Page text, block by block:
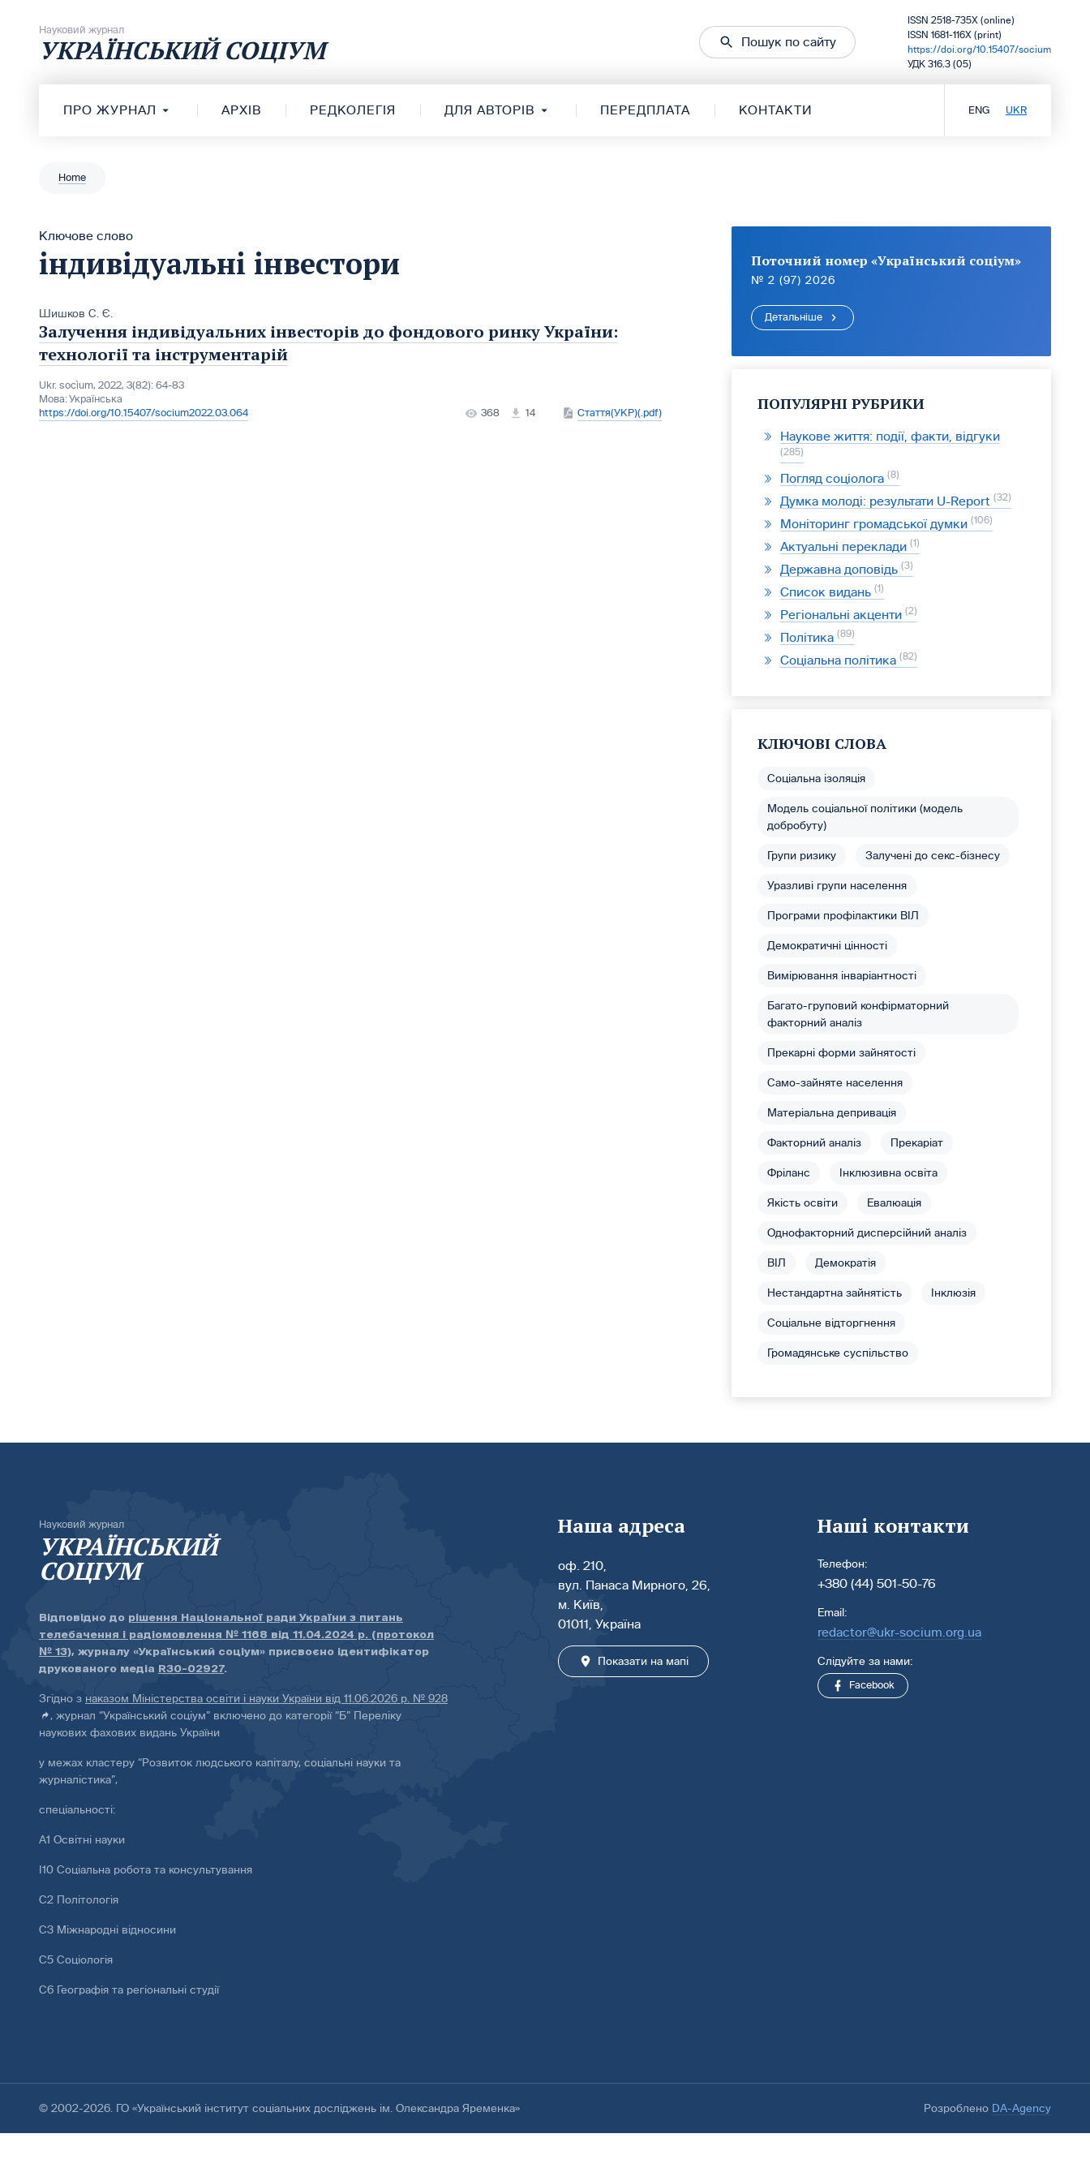
Науковий журнал
УКРАЇНСЬКИЙ СОЦІУМ Пошук по сайту
ISSN 2518-735X (online)
ISSN 1681-116X (print)
https://doi.org/10.15407/socium
УДК 316.3 (05)
ПРО ЖУРНАЛ АРХІВ РЕДКОЛЕГІЯ ДЛЯ АВТОРІВ ПЕРЕДПЛАТА КОНТАКТИ ENG UKR
Home
Ключове слово
індивідуальні інвестори
Шишков С. Є.
Залучення індивідуальних інвесторів до фондового ринку України:
технології та інструментарій
Ukr. socìum, 2022, 3(82): 64-83
Мова:Українська
https://doi.org/10.15407/socium2022.03.064
368 14 Стаття(УКР)(.pdf)
Поточний номер «Український соціум»
№ 2 (97) 2026
Детальніше
ПОПУЛЯРНІ РУБРИКИ
Наукове життя: події, факти, відгуки
285
Погляд соціолога 8
Думка молоді: результати U-Report 32
Моніторинг громадської думки 106
Актуальні переклади 1
Державна доповідь 3
Список видань 1
Регіональні акценти 2
Політика 89
Соціальна політика 82
КЛЮЧОВІ СЛОВА
Соціальна ізоляція
Модель соціальної політики (модель
добробуту)
Групи ризику Залучені до секс-бізнесу
Уразливі групи населення
Програми профілактики ВІЛ
Демократичні цінності
Вимірювання інваріантності
Багато-груповий конфірматорний
факторний аналіз
Прекарні форми зайнятості
Само-зайняте населення
Матеріальна депривація
Факторний аналіз Прекаріат
Фріланс Інклюзивна освіта
Якість освіти Евалюація
Однофакторний дисперсійний аналіз
ВІЛ Демократія
Нестандартна зайнятість Інклюзія
Соціальне відторгнення
Громадянське суспільство
Науковий журнал
УКРАЇНСЬКИЙ
СОЦІУМ
Відповідно до рішення Національної ради України з питань
телебачення і радіомовлення № 1168 від 11.04.2024 р. (протокол
№ 13), журналу «Український соціум» присвоєно ідентифікатор
друкованого медіа R30-02927.
Згідно з наказом Міністерства освіти і науки України від 11.06.2026 р. № 928
, журнал “Український соціум” включено до категорії “Б” Переліку
наукових фахових видань України
у межах кластеру “Розвиток людського капіталу, соціальні науки та
журналістика”,
спеціальності:
А1 Освітні науки
І10 Соціальна робота та консультування
С2 Політологія
С3 Міжнародні відносини
С5 Соціологія
С6 Географія та регіональні студії
Наша адреса
оф. 210,
вул. Панаса Мирного, 26,
м. Київ,
01011, Україна
Показати на мапі
Наші контакти
Телефон:
+380 (44) 501-50-76
Email:
redactor@ukr-socium.org.ua
Слідуйте за нами:
Facebook
© 2002-2026. ГО «Український інститут соціальних досліджень ім. Олександра Яременка» Розроблено DA-Agency